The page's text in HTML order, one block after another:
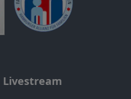
Livestream